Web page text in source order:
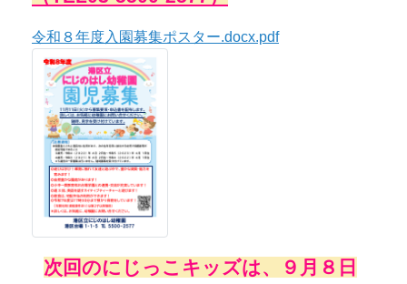
令和８年度入園募集ポスター.docx.pdf
次回のにじっこキッズは、９ 月８ 日